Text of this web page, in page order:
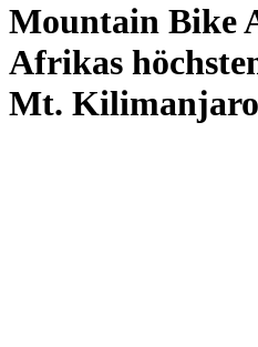
Mountain Bike
Afrikas
Mt. Kilimanjaro